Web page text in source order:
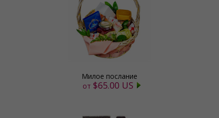
Милое послание
от $65.00 US